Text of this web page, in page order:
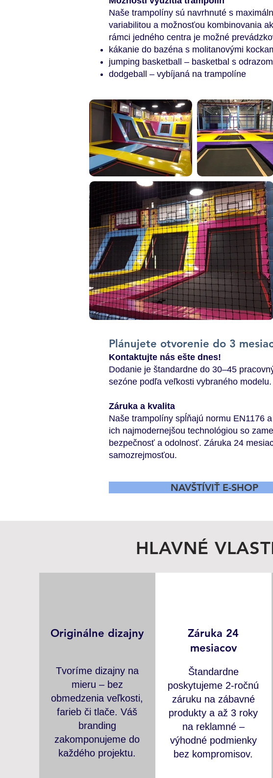
Naše trampolíny sú navrhnuté s
variabilitou a možnosťou kombinovania
rámci jedného centra je možné
kákanie do bazéna s molitanovými
jumping basketball – basketbal s odrazom
dodgeball – vybíjaná na trampolíne
Plánujete otvorenie do 3
Kontaktujte nás ešte dnes!
Dodanie je štandardne do 30–45
sezóne podľa veľkosti vybraného modelu.
Záruka a kvalita
Naše trampolíny spĺňajú normu EN1176
ich najmodernejšou technológiou so
bezpečnosť a odolnosť. Záruka 24
samozrejmosťou.
NAVŠTÍVIŤ E-SHOP
HLAVNÉ
Originálne dizajny
Tvoríme dizajny na
mieru – bez
obmedzenia veľkosti,
farieb či tlače. Váš
branding
zakomponujeme do
každého projektu.
Záruka 24
mesiacov
Štandardne
poskytujeme 2-ročnú
záruku na zábavné
produkty a až 3 roky
na reklamné –
výhodné podmienky
bez kompromisov.